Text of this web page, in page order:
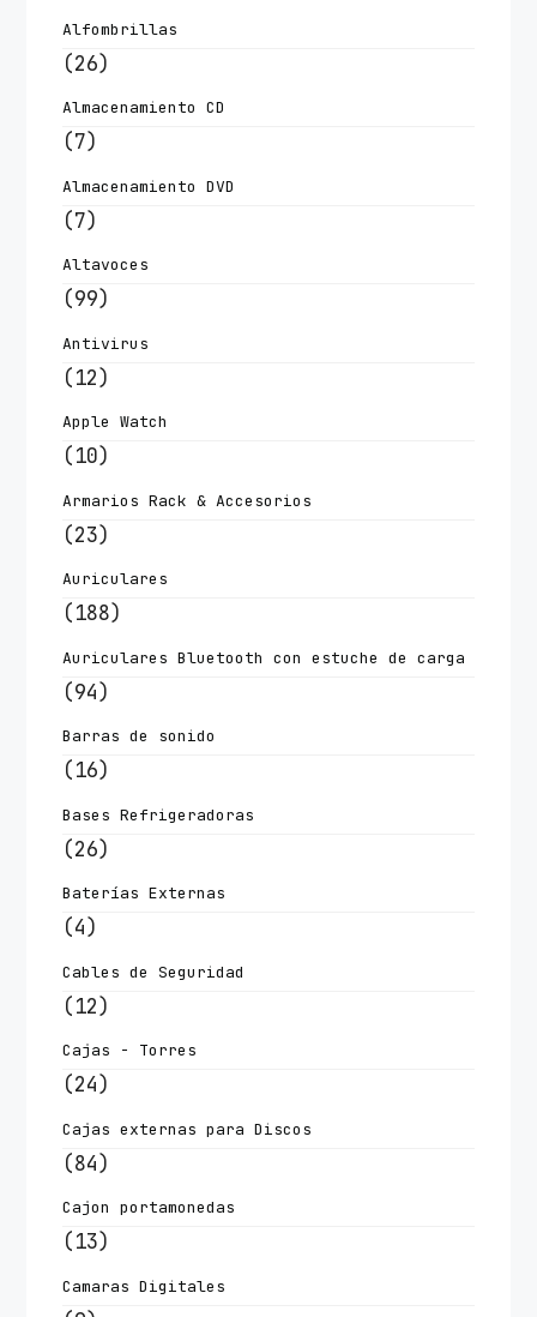
Alfombrillas
(26)
Almacenamiento CD
(7)
Almacenamiento DVD
(7)
Altavoces
(99)
Antivirus
(12)
Apple Watch
(10)
Armarios Rack & Accesorios
(23)
Auriculares
(188)
Auriculares Bluetooth con estuche de carga
(94)
Barras de sonido
(16)
Bases Refrigeradoras
(26)
Baterías Externas
(4)
Cables de Seguridad
(12)
Cajas - Torres
(24)
Cajas externas para Discos
(84)
Cajon portamonedas
(13)
Camaras Digitales